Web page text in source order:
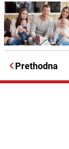
Prethodna